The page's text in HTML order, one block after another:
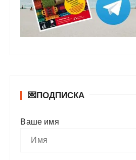
💌ПОДПИСКА
Ваше имя